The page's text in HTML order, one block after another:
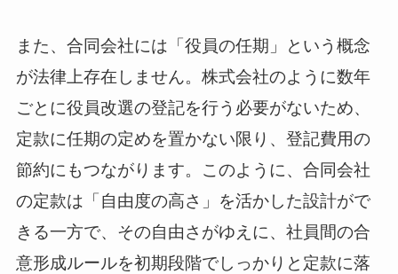
また、合同会社には「役員の任期」という概念
が法律上存在しません。株式会社のように数年
ごとに役員改選の登記を行う必要がないため、
定款に任期の定めを置かない限り、登記費用の
節約にもつながります。このように、合同会社
の定款は「自由度の高さ」を活かした設計がで
きる一方で、その自由さがゆえに、社員間の合
意形成ルールを初期段階でしっかりと定款に落